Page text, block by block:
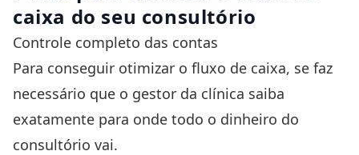
caixa do seu consultório
Controle completo das contas
Para conseguir otimizar o fluxo de caixa, se faz
necessário que o gestor da clínica saiba
exatamente para onde todo o dinheiro do
consultório vai.